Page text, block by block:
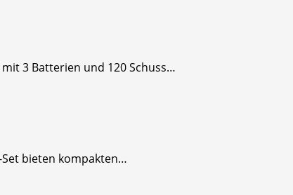
3 Batterien und 120 Schuss…
Set bieten kompakten…